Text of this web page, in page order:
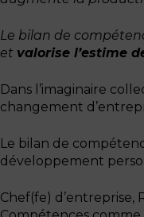
Le bilan de
et valorise l’estime
Dans l’imaginaire
changement
Le bilan de
développement
Chef(fe)